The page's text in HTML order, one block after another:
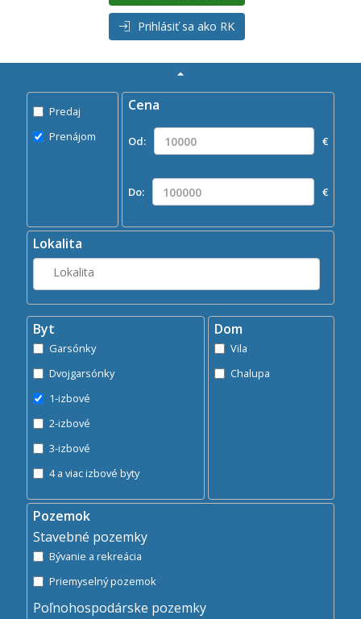
Prihlásiť sa ako RK
Hľadaj
Predaj
Prenájom
Cena
Od: €
Do: €
Lokalita
Byt
Garsónky
Dvojgarsónky
1-izbové
2-izbové
3-izbové
4 a viac izbové byty
Dom
Vila
Chalupa
Pozemok
Stavebné pozemky
Bývanie a rekreácia
Priemyselný pozemok
Poľnohospodárske pozemky